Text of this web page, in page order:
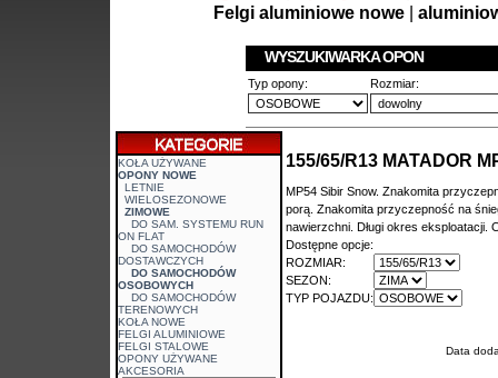
Felgi aluminiowe nowe|
WYSZUKIWARKA OPON
Typ opony: Rozmiar:
KOŁA UŻYWANE
OPONY NOWE
LETNIE
WIELOSEZONOWE
ZIMOWE
DO SAM. SYSTEMU RUN
ON FLAT
DO SAMOCHODÓW
DOSTAWCZYCH
DO SAMOCHODÓW
OSOBOWYCH
DO SAMOCHODÓW
TERENOWYCH
KOŁA NOWE
FELGI ALUMINIOWE
FELGI STALOWE
OPONY UŻYWANE
AKCESORIA
155/65/R13 MATADOR
MP54 Sibir Snow. Znakomita
porą. Znakomita przyczepność na
nawierzchni. Długi okres eksploatacji.
Dostępne opcje:
ROZMIAR:
SEZON:
TYP POJAZDU:
Data